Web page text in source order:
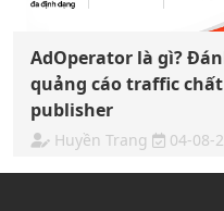
AdOperator là gì?
quảng cáo traffic
publisher
Huyền Trang 04-08-